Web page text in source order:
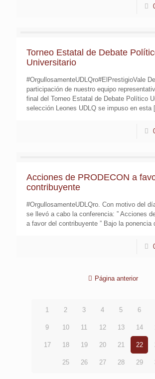
Torneo Estatal de Debate
Universitario
#OrgullosamenteUDLQro#ElPrestigioVale
participación de nuestro equipo
final del Torneo Estatal de Debate Político
selección Leones UDLQ se impuso en esta
Acciones de PRODECON a
contribuyente
#OrgullosamenteUDLQro. Con motivo del
se llevó a cabo la conferencia: ” Acciones
a favor del contribuyente ” Bajo la ponencia
Página anterior
1 2 3 4 5 6
9 10 11 12 13 14
17 18 19 20 21 22
25 26 27 28 29